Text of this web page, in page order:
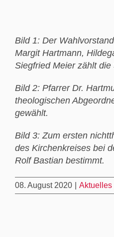
Bild 1: Der
Margit Hartmann,
Siegfried Meier zählt die
Bild 2: Pfarrer Dr.
theologischen
gewählt.
Bild 3: Zum ersten
des Kirchenkreises bei
Rolf Bastian bestimmt.
08. August 2020 Aktuelles